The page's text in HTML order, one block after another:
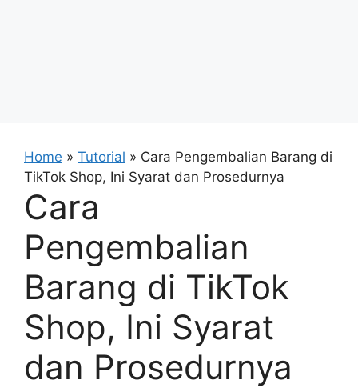
Home » Tutorial » Cara Pengembalian Barang di
TikTok Shop, Ini Syarat dan Prosedurnya
Cara
Pengembalian
Barang di TikTok
Shop, Ini Syarat
dan Prosedurnya